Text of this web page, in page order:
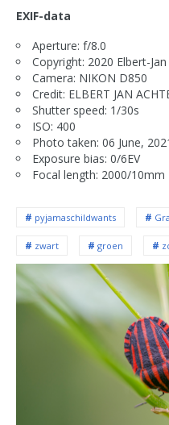
EXIF-data
Aperture: f/8.0
Copyright: 2020 Elbert-
Camera: NIKON D850
Credit: ELBERT JAN
Shutter speed: 1/30s
ISO: 400
Photo taken: 06 June,
Exposure bias: 0/6EV
Focal length: 2000/10mm
pyjamaschildwants
zwart groen